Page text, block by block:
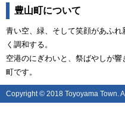
豊山町について
青い空、緑、そして笑顔があふれ
く調和する。
空港のにぎわいと、祭ばやしが
町です。
Copyright © 2018 Toyoyama Town.